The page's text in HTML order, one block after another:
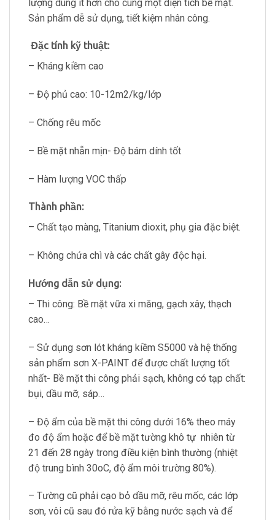
lượng dùng ít hơn cho cùng một diện tích bề mặt.
Sản phẩm dễ sử dụng, tiết kiệm nhân công.
Đặc tính kỹ thuật:
– Kháng kiềm cao
– Độ phủ cao: 10-12m2/kg/lớp
– Chống rêu mốc
– Bề mặt nhẵn mịn- Độ bám dính tốt
– Hàm lượng VOC thấp
Thành phần:
– Chất tạo màng, Titanium dioxit, phụ gia đặc biệt.
– Không chứa chì và các chất gây độc hại.
Hướng dẫn sử dụng:
– Thi công: Bề mặt vữa xi măng, gạch xây, thạch
cao…
– Sử dụng sơn lót kháng kiềm S5000 và hệ thống
sản phẩm sơn X-PAINT để được chất lượng tốt
nhất- Bề mặt thi công phải sạch, không có tạp chất:
bụi, dầu mỡ, sáp…
– Độ ẩm của bề mặt thi công dưới 16% theo máy
đo độ ẩm hoặc để bề mặt tường khô tự nhiên từ
21 đến 28 ngày trong điều kiện bình thường (nhiệt
độ trung bình 30oC, độ ẩm môi trường 80%).
– Tường cũ phải cạo bỏ dầu mỡ, rêu mốc, các lớp
sơn, vôi cũ sau đó rửa kỹ bằng nước sạch và để